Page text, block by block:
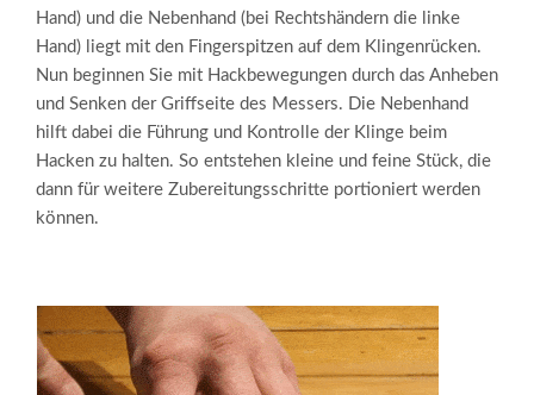
Hand) und die Nebenhand (bei Rechtshändern die linke
Hand) liegt mit den Fingerspitzen auf dem Klingenrücken.
Nun beginnen Sie mit Hackbewegungen durch das Anheben
und Senken der Griffseite des Messers. Die Nebenhand
hilft dabei die Führung und Kontrolle der Klinge beim
Hacken zu halten. So entstehen kleine und feine Stück, die
dann für weitere Zubereitungsschritte portioniert werden
können.